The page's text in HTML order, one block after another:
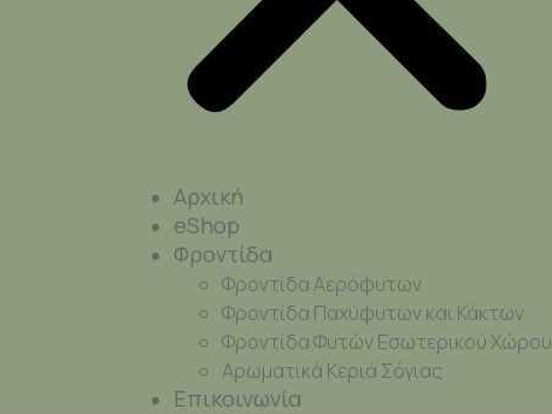
Αρχική
eShop
Φροντίδα
Φροντίδα Αερόφυτων
Φροντίδα Παχύφυτων και Κάκτων
Φροντίδα Φυτών Εσωτερικού Χώρου
Αρωματικά Κεριά Σόγιας
Επικοινωνία